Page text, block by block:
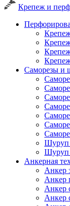
Крепеж и
Саморезы и
Шуруп
Шуруп
Анкерная
Анкер
Анкер
Анкер
Анкер